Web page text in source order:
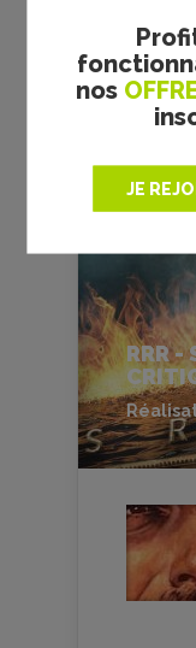
nos
JE
RRR -